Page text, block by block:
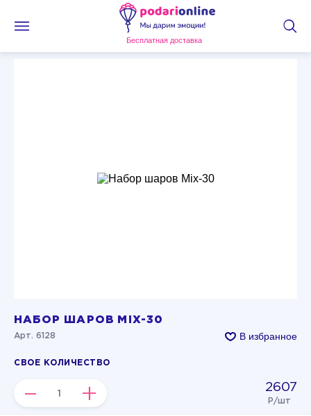
Бесплатная доставка
НАБОР ШАРОВ MIX-30
Арт. 6128 В избранное
СВОЕ КОЛИЧЕСТВО
– + 2607
Р/шт